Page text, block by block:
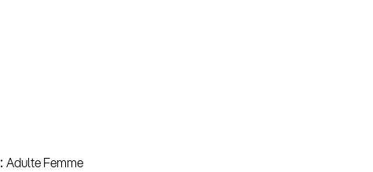
Adulte Femme